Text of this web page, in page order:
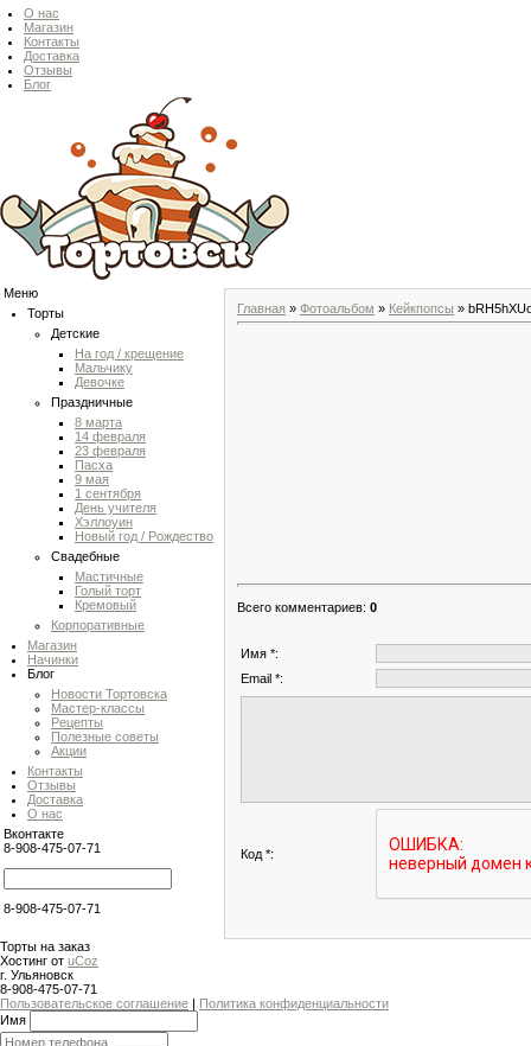
О нас
Магазин
Контакты
Доставка
Отзывы
Блог
Меню
Торты
Детские
На год / крещение
Мальчику
Девочке
Праздничные
8 марта
14 февраля
23 февраля
Пасха
9 мая
1 сентября
День учителя
Хэллоуин
Новый год / Рождество
Свадебные
Мастичные
Голый торт
Кремовый
Корпоративные
Магазин
Начинки
Блог
Новости Тортовска
Мастер-классы
Рецепты
Полезные советы
Акции
Контакты
Отзывы
Доставка
О нас
Вконтакте
8-908-475-07-71
8-908-475-07-71
Главная » Фотоальбом » Кейкпопсы »
Всего комментариев: 0
Имя *:
Email *:
Код *:
Торты на заказ
Хостинг от uCoz
г. Ульяновск
8-908-475-07-71
Пользовательское соглашение | Политика конфиденциальности
Имя